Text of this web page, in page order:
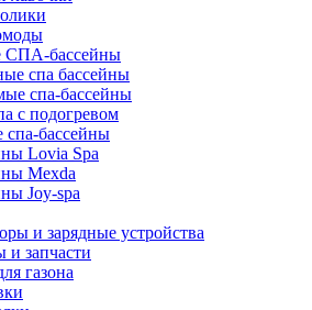
СПА-бассейны
спа бассейны
спа-бассейны
с подогревом
бассейны
Lovia Spa
Mexda
Joy-spa
и зарядные устройства
и запчасти
газона